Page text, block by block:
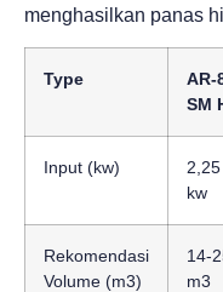
menghasilkan panas
Type
AR-
SM
Input (kw)
2,25
kw
Rekomendasi
Volume (m3)
14-
m3